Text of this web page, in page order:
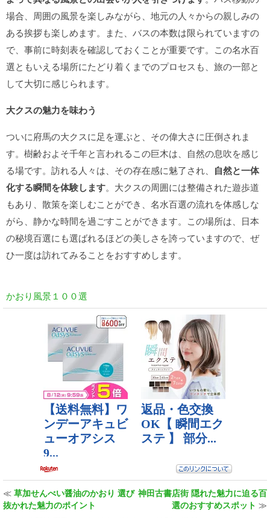
場合、周囲の風景を楽しみながら、地元の人々からの親しみの
ある挨拶も楽しめます。また、バスの本数は限られていますの
で、事前に時刻表を確認しておくことが重要です。この名水百
選ともいえる場所にたどり着くまでのプロセスも、旅の一部と
して大切に感じられます。
大クスの魅力を味わう
ついに府馬の大クスに足を運ぶと、その偉大さに圧倒されま
す。樹齢およそ千年と言われるこの巨木は、自然の息吹を感じ
る場です。訪れる人々は、その存在感に魅了され、 自然と一体
化する瞬間を体験します。大クスの周囲には整備された遊歩道
もあり、散策を楽しむことができ、名水百選の流れを体感しな
がら、静かな時間を過ごすことができます。この場所は、日本
の秘境百選にも選ばれるほどの美しさを誇っていますので、ぜ
ひ一度は訪れてみることをおすすめします。
かおり風景１００選
≪ 草加せんべい醤油のかおり 選び
抜かれた魅力のポイント
神田古書店街 隠れた魅力に迫る百
選のおすすめスポット ≫